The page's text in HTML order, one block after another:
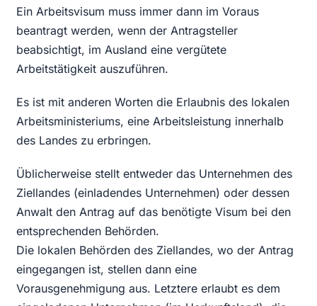
Ein Arbeitsvisum muss immer dann im Voraus
beantragt werden, wenn der Antragsteller
beabsichtigt, im Ausland eine vergütete
Arbeitstätigkeit auszuführen.
Es ist mit anderen Worten die Erlaubnis des lokalen
Arbeitsministeriums, eine Arbeitsleistung innerhalb
des Landes zu erbringen.
Üblicherweise stellt entweder das Unternehmen des
Ziellandes (einladendes Unternehmen) oder dessen
Anwalt den Antrag auf das benötigte Visum bei den
entsprechenden Behörden.
Die lokalen Behörden des Ziellandes, wo der Antrag
eingegangen ist, stellen dann eine
Vorausgenehmigung aus. Letztere erlaubt es dem